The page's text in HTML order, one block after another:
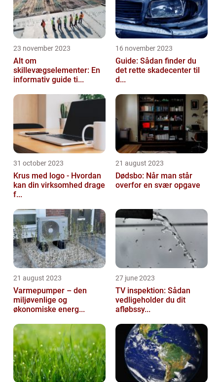
23 november 2023
Alt om
skillevægselementer: En
informativ guide ti...
16 november 2023
Guide: Sådan finder du
det rette skadecenter til
d...
31 october 2023
Krus med logo - Hvordan
kan din virksomhed drage
f...
21 august 2023
Dødsbo: Når man står
overfor en svær opgave
21 august 2023
Varmepumper – den
miljøvenlige og
økonomiske energ...
27 june 2023
TV inspektion: Sådan
vedligeholder du dit
afløbssy...